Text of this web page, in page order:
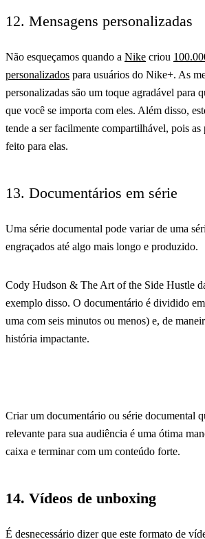
12. Mensagens personalizadas
Não esqueçamos quando a Nike criou
personalizados para usuários do Nike+. As
personalizadas são um toque agradável para
que você se importa com eles. Além disso,
tende a ser facilmente compartilhável, pois as
feito para elas.
13. Documentários em série
Uma série documental pode variar de uma
engraçados até algo mais longo e produzido.
Cody Hudson & The Art of the Side Hustle
exemplo disso. O documentário é dividido
uma com seis minutos ou menos) e, de
história impactante.
Criar um documentário ou série documental
relevante para sua audiência é uma ótima
caixa e terminar com um conteúdo forte.
14. Vídeos de unboxing
É desnecessário dizer que este formato de